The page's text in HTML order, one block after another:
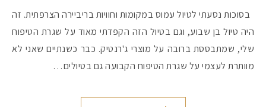
בסוכות נסעתי לטיול עמוס במקומות וחוויות בריביירה הצרפתית. זה
היה טיול בן שבוע, וגם בטיול הזה הקפדתי מאוד על שגרת הטיפוח
שלי, שמתבססת ברובה על מוצרי ג'רנטיק. כבר כשנתיים שאני לא
מוותרת לעצמי על שגרת הטיפוח הקבועה גם בטיולים…